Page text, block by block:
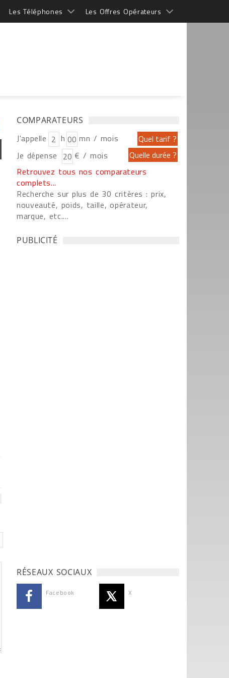
Les Téléphones Les Offres Opérateurs
COMPARATEURS
J'appelle h
mn / mois
Je dépense
€ / mois
Retrouvez tous nos comparateurs
complets...
Recherche sur plus de 30 critères : prix,
nouveauté, poids, taille, opérateur,
marque, etc....
PUBLICITÉ
RÉSEAUX SOCIAUX
Facebook X